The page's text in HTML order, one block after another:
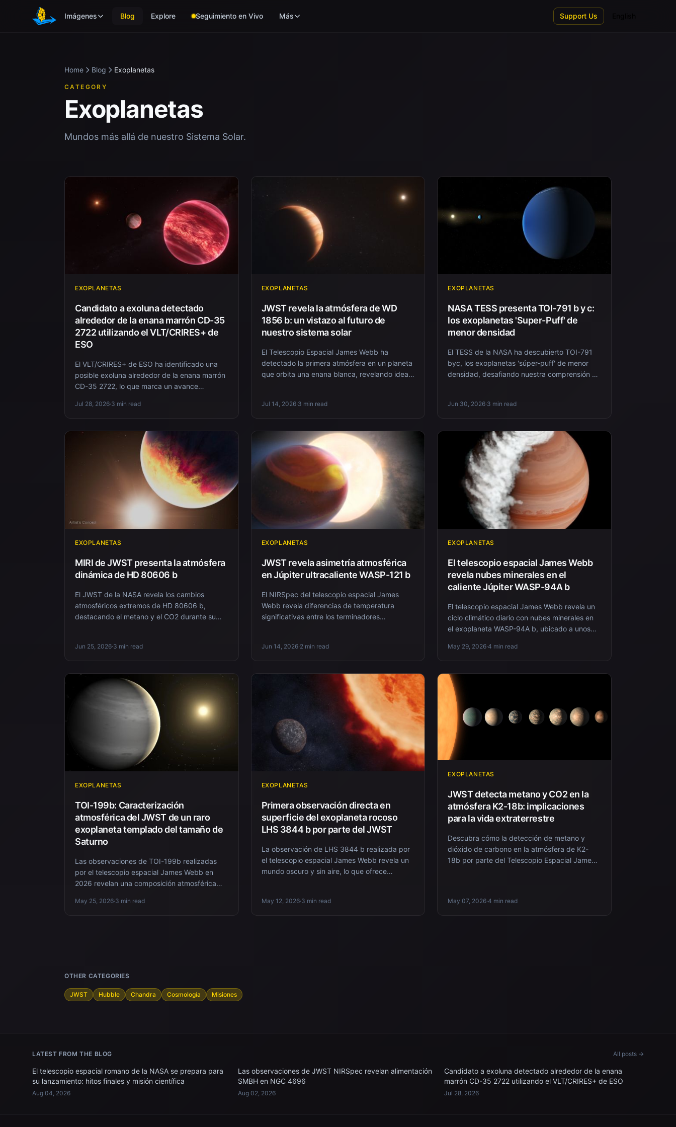
Skip to main content
Imágenes Blog Explore Seguimiento en Vivo Más Support Us
Home Blog Exoplanetas
CATEGORY
Exoplanetas
Mundos más allá de nuestro Sistema Solar.
EXOPLANETAS
Candidato a exoluna detectado
alrededor de la enana marrón CD-35
2722 utilizando el VLT/CRIRES+ de
ESO
El VLT/CRIRES+ de ESO ha identificado una
posible exoluna alrededor de la enana marrón
CD-35 2722, lo que marca un avance
Jul 28, 2026·3 min read
EXOPLANETAS
JWST revela la atmósfera de WD
1856 b: un vistazo al futuro de
nuestro sistema solar
El Telescopio Espacial James Webb ha
detectado la primera atmósfera en un planeta
que orbita una enana blanca, revelando ideas
Jul 14, 2026·3 min read
EXOPLANETAS
NASA TESS presenta TOI-791 b y c:
los exoplanetas 'Super-Puff' de
menor densidad
El TESS de la NASA ha descubierto TOI-791
byc, los exoplanetas 'súper-puff' de menor
densidad, desafiando nuestra comprensión de
Jun 30, 2026·3 min read
EXOPLANETAS
MIRI de JWST presenta la atmósfera
dinámica de HD 80606 b
El JWST de la NASA revela los cambios
atmosféricos extremos de HD 80606 b,
destacando el metano y el CO2 durante su
Jun 25, 2026·3 min read
EXOPLANETAS
JWST revela asimetría atmosférica
en Júpiter ultracaliente WASP-121 b
El NIRSpec del telescopio espacial James
Webb revela diferencias de temperatura
significativas entre los terminadores
Jun 14, 2026·2 min read
EXOPLANETAS
El telescopio espacial James Webb
revela nubes minerales en el
caliente Júpiter WASP-94A b
El telescopio espacial James Webb revela un
ciclo climático diario con nubes minerales en
el exoplaneta WASP-94A b, ubicado a unos
May 29, 2026·4 min read
EXOPLANETAS
TOI-199b: Caracterización
atmosférica del JWST de un raro
exoplaneta templado del tamaño de
Saturno
Las observaciones de TOI-199b realizadas
por el telescopio espacial James Webb en
2026 revelan una composición atmosférica
May 25, 2026·3 min read
EXOPLANETAS
Primera observación directa en
superficie del exoplaneta rocoso
LHS 3844 b por parte del JWST
La observación de LHS 3844 b realizada por
el telescopio espacial James Webb revela un
mundo oscuro y sin aire, lo que ofrece
May 12, 2026·3 min read
EXOPLANETAS
JWST detecta metano y CO2 en la
atmósfera K2-18b: implicaciones
para la vida extraterrestre
Descubra cómo la detección de metano y
dióxido de carbono en la atmósfera de K2-
18b por parte del Telescopio Espacial James
May 07, 2026·4 min read
OTHER CATEGORIES
JWST Hubble Chandra Cosmología Misiones
LATEST FROM THE BLOG All posts →
El telescopio espacial romano de la NASA se prepara para
su lanzamiento: hitos finales y misión científica
Aug 04, 2026
Las observaciones de JWST NIRSpec revelan alimentación
SMBH en NGC 4696
Aug 02, 2026
Candidato a exoluna detectado alrededor de la enana
marrón CD-35 2722 utilizando el VLT/CRIRES+ de ESO
Jul 28, 2026